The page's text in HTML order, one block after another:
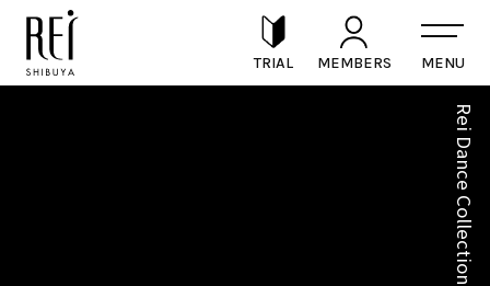
TRIAL MEMBERS
Rei Dance Collection